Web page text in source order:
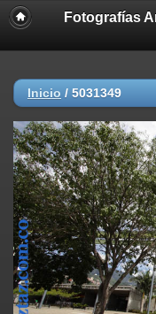
Fotografías
Inicio / 5031349